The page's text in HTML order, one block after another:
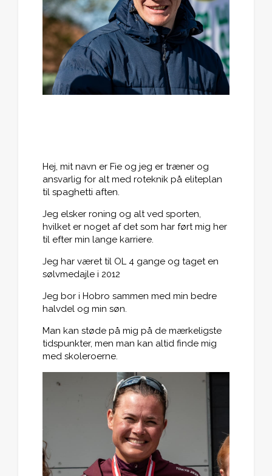
Hej, mit navn er Fie og jeg er træner og
ansvarlig for alt med roteknik på eliteplan
til spaghetti aften.
Jeg elsker roning og alt ved sporten,
hvilket er noget af det som har ført mig her
til efter min lange karriere.
Jeg har været til OL 4 gange og taget en
sølvmedajle i 2012
Jeg bor i Hobro sammen med min bedre
halvdel og min søn.
Man kan støde på mig på de mærkeligste
tidspunkter, men man kan altid finde mig
med skoleroerne.